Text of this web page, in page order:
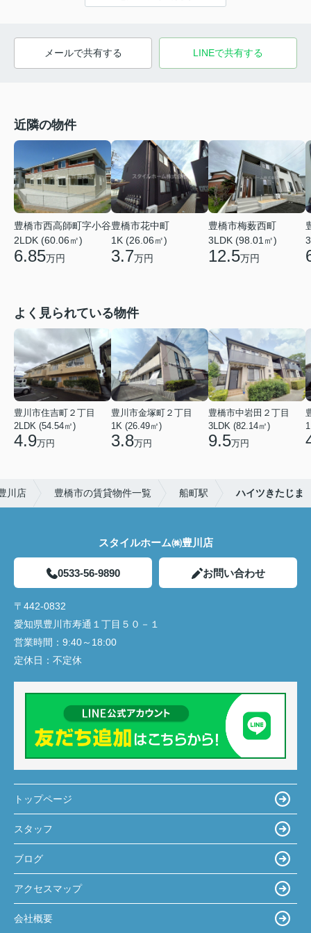
メールで共有する LINEで共有する
近隣の物件
豊橋市西高師町字小谷
2LDK (60.06㎡)
6.85万円
豊橋市花中町
1K (26.06㎡)
3.7万円
豊橋市梅薮西町
3LDK (98.01㎡)
12.5万円
よく見られている物件
豊川市住吉町２丁目
2LDK (54.54㎡)
4.9万円
豊川市金塚町２丁目
1K (26.49㎡)
3.8万円
豊橋市中岩田２丁目
3LDK (82.14㎡)
9.5万円
川店 豊橋市の賃貸物件一覧 船町駅 ハイツきたじま
スタイルホーム㈱豊川店
0533-56-9890 お問い合わせ
〒442-0832
愛知県豊川市寿通１丁目５０－１
営業時間： 9:40～18:00
定休日： 不定休
トップページ
スタッフ
ブログ
アクセスマップ
会社概要